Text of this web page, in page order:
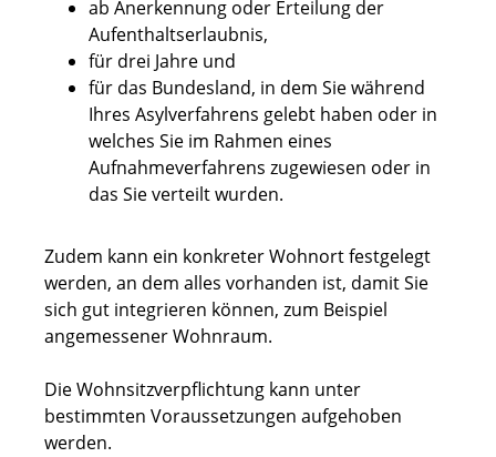
ab Anerkennung oder Erteilung der
Aufenthaltserlaubnis,
für drei Jahre und
für das Bundesland, in dem Sie während
Ihres Asylverfahrens gelebt haben oder in
welches Sie im Rahmen eines
Aufnahmeverfahrens zugewiesen oder in
das Sie verteilt wurden.
Zudem kann ein konkreter Wohnort festgelegt
werden, an dem alles vorhanden ist, damit Sie
sich gut integrieren können, zum Beispiel
angemessener Wohnraum.
Die Wohnsitzverpflichtung kann unter
bestimmten Voraussetzungen aufgehoben
werden.